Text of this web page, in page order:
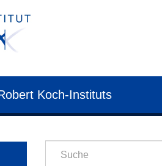
Koch-Instituts